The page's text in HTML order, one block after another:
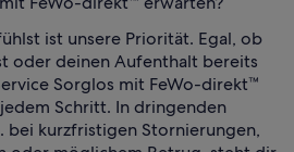
ist unsere Priorität. Egal, ob
oder deinen Aufenthalt bereits
Sorglos mit FeWo-direkt™
Schritt. In dringenden
bei kurzfristigen Stornierungen,